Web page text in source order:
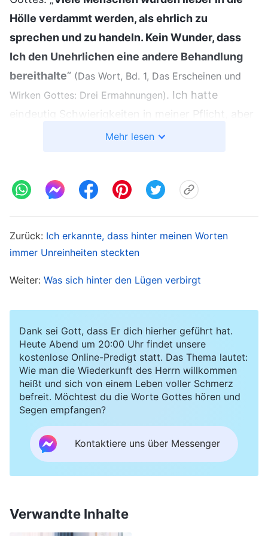
Hölle verdammt werden, als ehrlich zu
sprechen und zu handeln. Kein Wunder, dass
Ich den Unehrlichen eine andere Behandlung
bereithalte“ (Das Wort, Bd. 1, Das Erscheinen und
Wirken Gottes: Drei Ermahnungen). Ich hatte
eindeutig Schwierigkeiten in meiner Pflicht, aber
als die Leiter zur Versammlung kamen, Ich hatte
sagte ich nichts. Dies führte dazu, dass
Natur als ziemlich schwerwiegend. Ich täuschte
Herz fühlte sich an, als würde es vor Unbehagen
Danach las ich diese Worte Gottes:
Antichristen sind von Natur aus niederträchtig;
sie besitzen kein ehrliches Herz, keine Liebe
zur Wahrheit und keine Liebe zu positiven
Dingen. Sie halten sich oft in dunklen Ecken auf
– ihr Handeln ist nicht von Ehrlichkeit geprägt,
sie reden nicht wahrheitsgemäß und sie hegen
anderen Menschen und auch Gott gegenüber
wollen andere täuschen, und sie wollen auch
Gott täuschen. Sie akzeptieren nicht die
Mehr lesen
Zurück: Ich erkannte, dass hinter meinen Worten
immer Unreinheiten steckten
Weiter: Was sich hinter den Lügen verbirgt
Dank sei Gott, dass Er dich hierher geführt hat.
Heute Abend um 20:00 Uhr findet unsere
kostenlose Online-Predigt statt. Das Thema lautet:
Wie man die Wiederkunft des Herrn willkommen
heißt und sich von einem Leben voller Schmerz
befreit. Möchtest du die Worte Gottes hören und
Segen empfangen?
Kontaktiere uns über Messenger
Verwandte Inhalte